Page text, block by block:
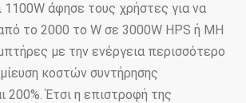
άφησε τους χρήστες για να
το 2000 το W σε 3000W HPS ή MH
με την ενέργεια περισσότερο
κοστών συντήρησης
200%. Έτσι η επιστροφή της